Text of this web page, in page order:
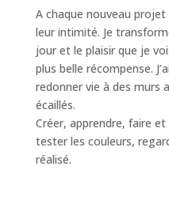
A chaque nouveau
leur intimité. Je
jour et le plaisir que je
plus belle récompense.
redonner vie à des murs
écaillés.
Créer, apprendre, faire
tester les couleurs,
réalisé.